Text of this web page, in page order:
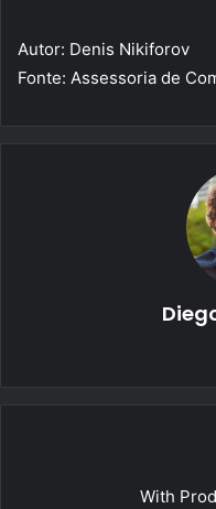
Autor: Denis Nikiforov
Fonte: Assessoria de
With